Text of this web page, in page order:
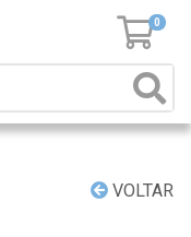
0
VOLTAR